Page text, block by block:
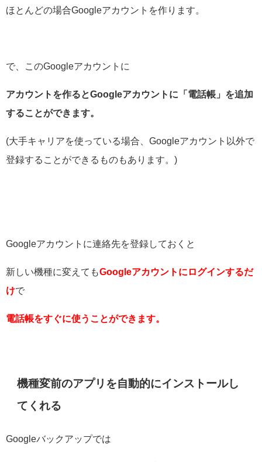
ほとんどの場合Googleアカウントを作ります。
で、このGoogleアカウントに
アカウントを作るとGoogleアカウントに「電話帳」を追加
することができます。
(大手キャリアを使っている場合、Googleアカウント以外で
登録することができるものもあります。)
Googleアカウントに連絡先を登録しておくと
新しい機種に変えてもGoogleアカウントにログインするだ
けで
電話帳をすぐに使うことができます。
機種変前のアプリを自動的にインストールし
てくれる
Googleバックアップでは